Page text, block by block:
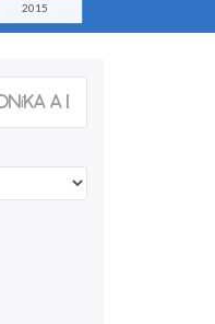
2015